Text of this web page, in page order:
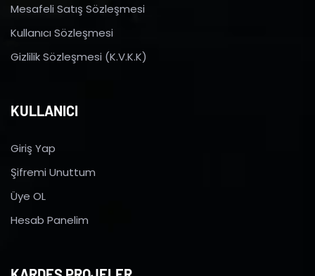
Mesafeli Satış Sözleşmesi
Kullanıcı Sözleşmesi
Gizlilik Sözleşmesi (K.V.K.K)
KULLANICI
Giriş Yap
Şifremi Unuttum
Üye OL
Hesab Panelim